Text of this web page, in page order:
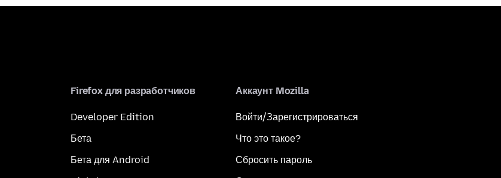
Firefox для разработчиков
Developer Edition
Бета
Бета для Android
Аккаунт Mozilla
Войти/Зарегистрироваться
Что это такое?
Сбросить пароль